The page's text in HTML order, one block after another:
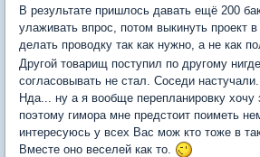
В результате пришлось давать ещё 200
улаживать впрос, потом выкинуть проект
делать проводку так как нужно, а не как
Другой товарищ поступил по другому
согласовывать не стал. Соседи настучали.
Нда... ну а я вообще перепланировку хочу
поэтому гимора мне предстоит поиметь
интересуюсь у всех Вас мож кто тоже в
Вместе оно веселей как то.